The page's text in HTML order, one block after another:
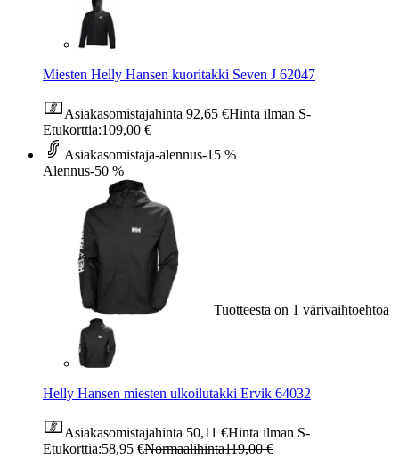
Miesten Helly Hansen kuoritakki Seven J 62047
Asiakasomistajahinta 92,65 €Hinta ilman S-
Etukorttia:109,00 €
Asiakasomistaja-alennus-15 %
Alennus-50 %
Tuotteesta on 1 värivaihtoehtoa
Helly Hansen miesten ulkoilutakki Ervik 64032
Asiakasomistajahinta 50,11 €Hinta ilman S-
Etukorttia:58,95 €Normaalihinta119,00 €